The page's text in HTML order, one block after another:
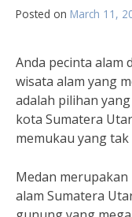
Posted on March 11,
Anda pecinta alam
wisata alam yang
adalah pilihan
kota Sumatera
memukau yang
Medan
alam Sumatera